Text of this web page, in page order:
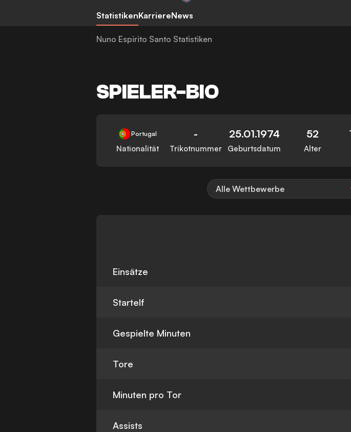
StatistikenKarriereNews
Nuno Espirito Santo Statistiken
SPIELER-BIO
Portugal
Nationalität
-
Trikotnummer
25.01.1974
Geburtsdatum
52
Alter
Alle Wettbewerbe
Einsätze
Startelf
Gespielte Minuten
Tore
Minuten pro Tor
Assists